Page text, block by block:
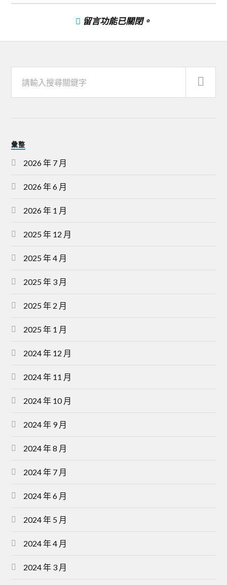
留言功能已關閉。
彙整
2026 年 7 月
2026 年 6 月
2026 年 1 月
2025 年 12 月
2025 年 4 月
2025 年 3 月
2025 年 2 月
2025 年 1 月
2024 年 12 月
2024 年 11 月
2024 年 10 月
2024 年 9 月
2024 年 8 月
2024 年 7 月
2024 年 6 月
2024 年 5 月
2024 年 4 月
2024 年 3 月